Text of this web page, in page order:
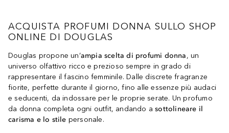
ACQUISTA PROFUMI DONNA SULLO SHOP
ONLINE DI DOUGLAS
Douglas propone un’ampia scelta di profumi donna, un
universo olfattivo ricco e prezioso sempre in grado di
rappresentare il fascino femminile. Dalle discrete fragranze
fiorite, perfette durante il giorno, fino alle essenze più audaci
e seducenti, da indossare per le proprie serate. Un profumo
da donna completa ogni outfit, andando asottolineare il
carisma e lo stile personale.